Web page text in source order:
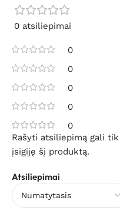
0 atsiliepimai
0
0
0
0
0
Atsiliepimai
Rašyti atsiliepimą gali
įsigiję šį produktą.